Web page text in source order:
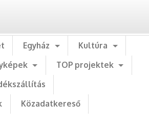
Egyház
Kultúra
TOP projektek
Közadatkereső